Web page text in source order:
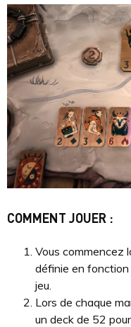
COMMENT JOUER :
Vous commencez
définie en
jeu.
Lors de chaque
un deck de 52